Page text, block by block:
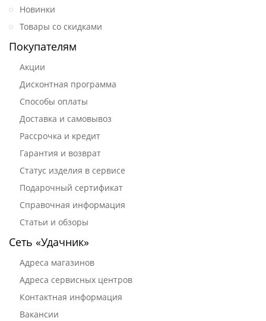
Новинки
Товары со скидками
Покупателям
Акции
Дисконтная программа
Способы оплаты
Доставка и самовывоз
Рассрочка и кредит
Гарантия и возврат
Статус изделия в сервисе
Подарочный сертификат
Справочная информация
Статьи и обзоры
Сеть «Удачник»
Адреса магазинов
Адреса сервисных центров
Контактная информация
Вакансии